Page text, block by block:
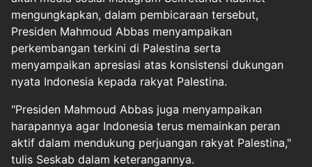
mengungkapkan, dalam pembicaraan tersebut,
Presiden Mahmoud Abbas menyampaikan
perkembangan terkini di Palestina serta
menyampaikan apresiasi atas konsistensi dukungan
nyata Indonesia kepada rakyat Palestina.
"Presiden Mahmoud Abbas juga menyampaikan
harapannya agar Indonesia terus memainkan peran
aktif dalam mendukung perjuangan rakyat Palestina,"
tulis Seskab dalam keterangannya.